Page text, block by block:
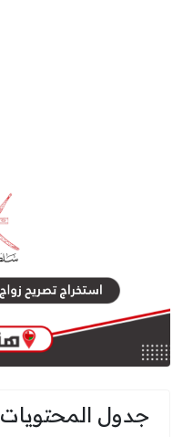
جدول المحتويات